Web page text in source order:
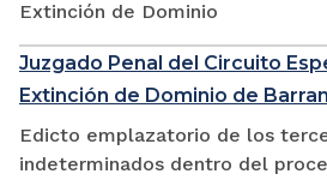
Extinción de Dominio
Juzgado Penal del Circuito
Extinción de Dominio de
Edicto emplazatorio de los
indeterminados dentro del